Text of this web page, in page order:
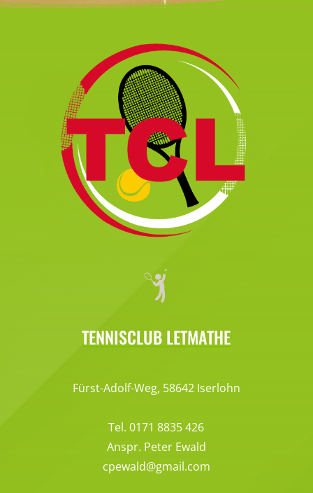
TENNISCLUB LETMATHE
Fürst-Adolf-Weg, 58642 Iserlohn
Tel. 0171 8835 426
Anspr. Peter Ewald
cpewald@gmail.com